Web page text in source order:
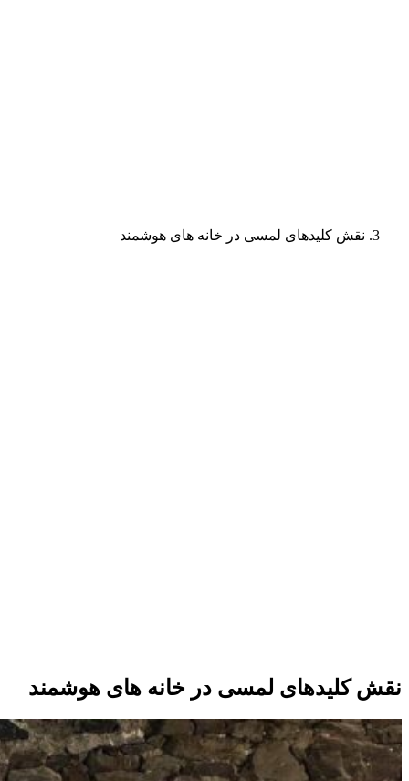
نقش کلیدهای لمسی در خانه های هوشمند
نقش کلیدهای لمسی در خانه های هوشمند